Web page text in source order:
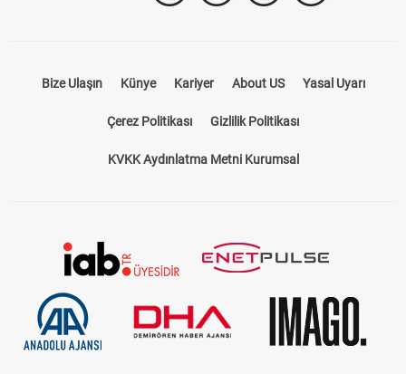
Bize Ulaşın Künye Kariyer About US Yasal Uyarı
Çerez Politikası Gizlilik Politikası
KVKK Aydınlatma Metni Kurumsal